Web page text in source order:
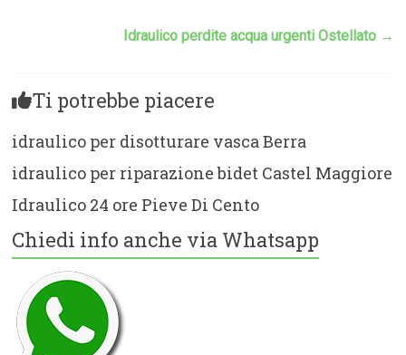
Idraulico perdite acqua urgenti Ostellato →
Ti potrebbe piacere
idraulico per disotturare vasca Berra
idraulico per riparazione bidet Castel Maggiore
Idraulico 24 ore Pieve Di Cento
Chiedi info anche via Whatsapp